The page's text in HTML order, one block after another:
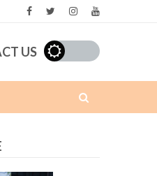
US